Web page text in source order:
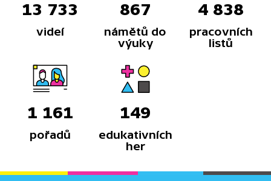
13 733
videí
867
námětů do
výuky
4 838
pracovních
listů
1 161
pořadů
149
edukativních
her